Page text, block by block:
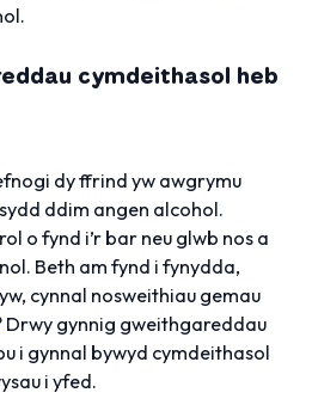
cymdeithasol heb
dy ffrind yw awgrymu
ddim angen alcohol.
o fynd i’r bar neu glwb nos a
Beth am fynd i fynydda,
cynnal nosweithiau gemau
Drwy gynnig gweithgareddau
i gynnal bywyd cymdeithasol
i yfed.